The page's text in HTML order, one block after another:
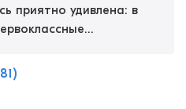
приятно удивлена: в
на территории
с гидромассажем,